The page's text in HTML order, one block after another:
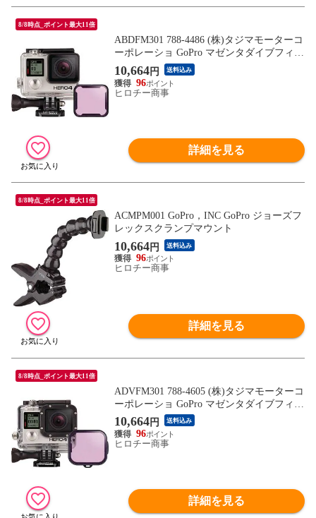
8/8時点_ポイント最大11倍
ABDFM301 788-4486 (株)タジマモーターコ
ーポレーショ GoPro マゼンタダイブフィル
ター スタンダードハウジング用
10,664円 送料込み
96
ヒロチー商事
詳細を見る
8/8時点_ポイント最大11倍
ACMPM001 GoPro，INC GoPro ジョーズフ
レックスクランプマウント
10,664円 送料込み
96
ヒロチー商事
詳細を見る
8/8時点_ポイント最大11倍
ADVFM301 788-4605 (株)タジマモーターコ
ーポレーショ GoPro マゼンタダイブフィル
ター ダイブハウジング用
10,664円 送料込み
96
ヒロチー商事
詳細を見る